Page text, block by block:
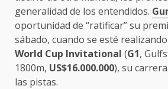
generalidad de los entendidos.
oportunidad de “ratificar” su
sábado, cuando se esté
World Cup Invitational (G1,
1800m, US$16.000.000), su
las pistas.